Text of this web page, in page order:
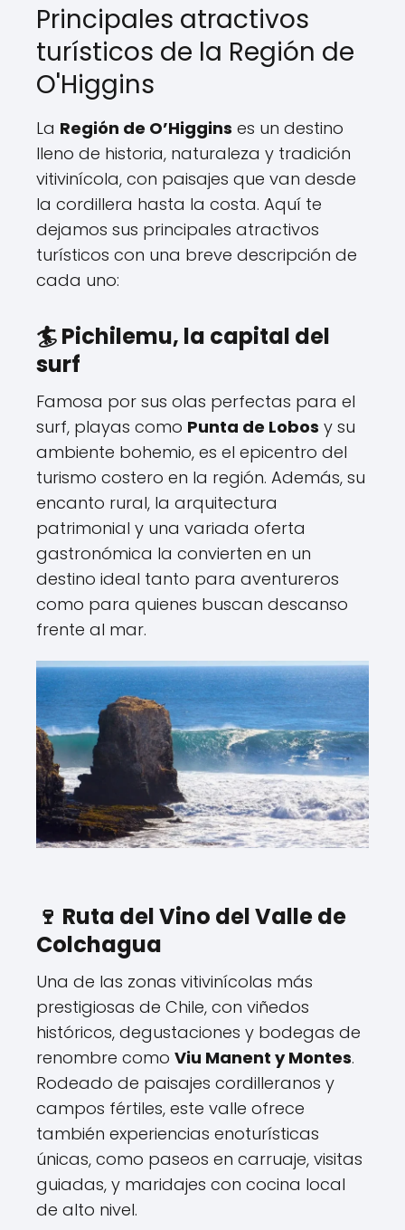
Principales atractivos
turísticos de la Región de
O'Higgins
La Región de O’Higgins es un destino
lleno de historia, naturaleza y tradición
vitivinícola, con paisajes que van desde
la cordillera hasta la costa. Aquí te
dejamos sus principales atractivos
turísticos con una breve descripción de
cada uno:
🏄 Pichilemu, la capital del
surf
Famosa por sus olas perfectas para el
surf, playas como Punta de Lobos y su
ambiente bohemio, es el epicentro del
turismo costero en la región. Además, su
encanto rural, la arquitectura
patrimonial y una variada oferta
gastronómica la convierten en un
destino ideal tanto para aventureros
como para quienes buscan descanso
frente al mar.
🍷 Ruta del Vino del Valle de
Colchagua
Una de las zonas vitivinícolas más
prestigiosas de Chile, con viñedos
históricos, degustaciones y bodegas de
renombre como Viu Manent y Montes.
Rodeado de paisajes cordilleranos y
campos fértiles, este valle ofrece
también experiencias enoturísticas
únicas, como paseos en carruaje, visitas
guiadas, y maridajes con cocina local
de alto nivel.